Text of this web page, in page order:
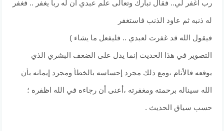
رب اغفر لي.. فقال تبارك وتعالى علم عبدي ان له رباً يغفر .. فغفر
له ذنبه ثم عاود الذنب فاستغفر
فيقول الله قد غفرت لعبدي .. فليفعل ما يشاء )
التصوير في هذا الحديث إنما يدل على الضعف البشري الذي
يوقعه فالأثام ،ومع ذلك مجرد إحساسه بالخطأ ومجرد إيمانه بأن
الله سيناله برحمته ومغفرته ،أعنى أن رجاءه في الله اظفره ؛
حسب سياق الحديث .